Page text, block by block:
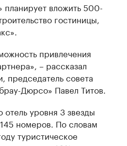
вложить 500-
гостиницы,
привлечения
– рассказал
председатель совета
Дюрсо» Павел Титов.
отель уровня 3 звезды
номеров. По словам
туристическое